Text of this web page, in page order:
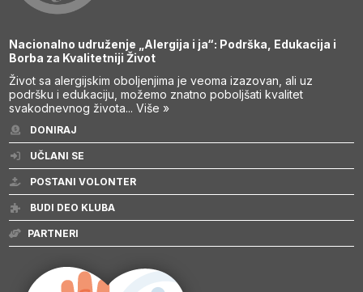
Nacionalno udruženje „Alergija i ja“: Podrška, Edukacija i
Borba za Kvalitetniji Život
Život sa alergijskim oboljenjima je veoma izazovan, ali uz
podršku i edukaciju, možemo znatno poboljšati kvalitet
svakodnevnog života...Više »
DONIRAJ
UČLANI SE
POSTANI VOLONTER
BUDI DEO KLUBA
PARTNERI